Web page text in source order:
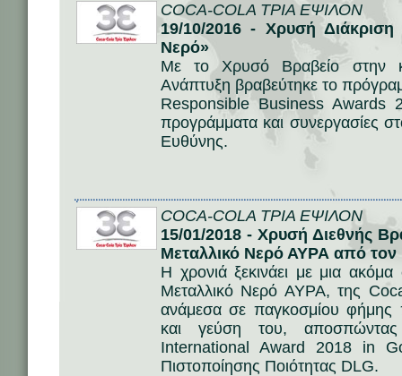
COCA-COLA ΤΡΙΑ ΕΨΙΛΟΝ
19/10/2016 - Χρυσή
Νερό»
Με το Χρυσό Βραβείο στην
Ανάπτυξη βραβεύτηκε το
Responsible Business Awards
προγράμματα και συνεργασίες
Ευθύνης.
COCA-COLA ΤΡΙΑ ΕΨΙΛΟΝ
15/01/2018 - Χρυσή Διεθνής
Μεταλλικό Νερό ΑΥΡΑ από
Η χρονιά ξεκινάει με μια
Μεταλλικό Νερό ΑΥΡΑ, της
ανάμεσα σε παγκοσμίου φήμης
και γεύση του,
International Award 2018 in
Πιστοποίησης Ποιότητας DLG.